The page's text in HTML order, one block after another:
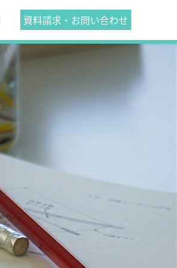
資料請求・ お問い合わせ